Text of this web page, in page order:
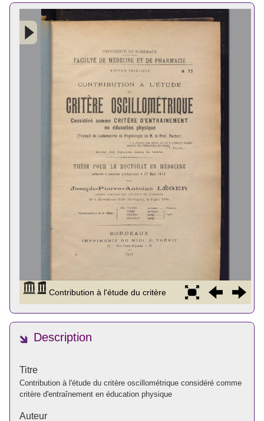
Description
Titre
Contribution à l'étude du critère oscillométrique considéré comme
critère d'entraînement en éducation physique
Auteur